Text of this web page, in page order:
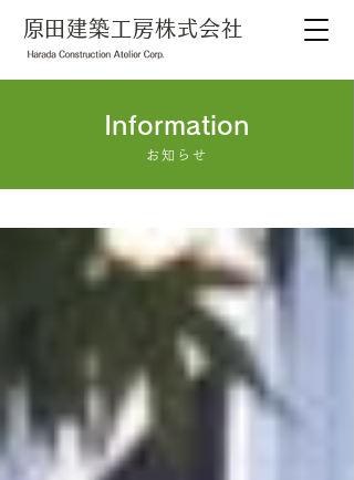
​原田建築工房株式会社
Information
お知らせ